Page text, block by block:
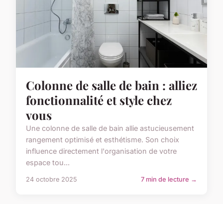
Colonne de salle de bain : alliez
fonctionnalité et style chez
vous
Une colonne de salle de bain allie astucieusement
rangement optimisé et esthétisme. Son choix
influence directement l'organisation de votre
espace tou...
24 octobre 2025 7 min de lecture →